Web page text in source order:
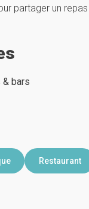
partager un
& bars
Restaurant